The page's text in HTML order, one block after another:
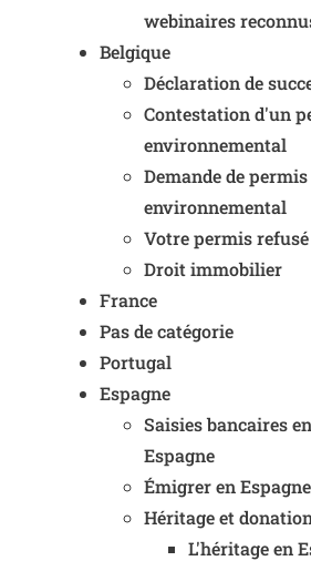
webinaires
Belgique
Déclaration de
Contestation d'un
environnemental
Demande de permis
environnemental
Votre permis refusé
Droit immobilier
France
Pas de catégorie
Portugal
Espagne
Saisies bancaires en
Espagne
Émigrer en Espagne
Héritage et
L'héritage en